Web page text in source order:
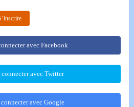
avec Facebook
connecter avec Twitter
connecter avec Google